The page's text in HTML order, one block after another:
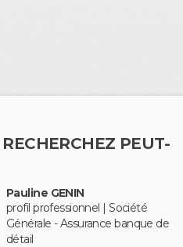
PEUT-
Pauline GENIN
profil professionnel | Société
Générale - Assurance banque de
détail